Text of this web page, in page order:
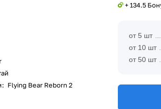
: Flying Bear Reborn 2
+ 134.5
от 5 шт
от 10 шт
от 50 шт